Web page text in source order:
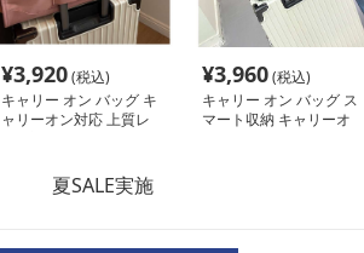
¥3,920(税込)
キャリー オン バッグ キ
ャリーオン対応 上質レ
¥3,960(税込)
キャリー オン バッグ ス
マート収納 キャリーオ